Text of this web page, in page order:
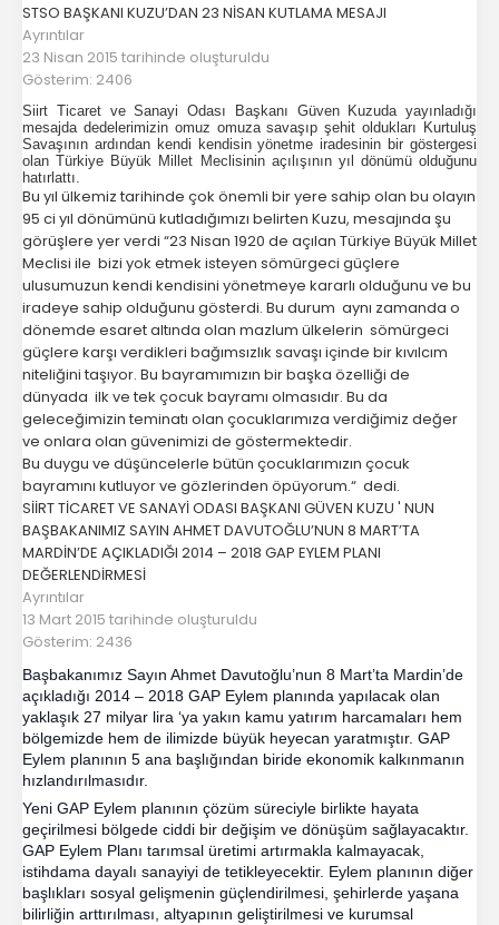
STSO BAŞKANI KUZU’DAN 23 NİSAN KUTLAMA MESAJI
Ayrıntılar
23 Nisan 2015 tarihinde oluşturuldu
Gösterim: 2406
Siirt Ticaret ve Sanayi Odası Başkanı Güven Kuzuda yayınladığı
mesajda dedelerimizin omuz omuza savaşıp şehit oldukları Kurtuluş
Savaşının ardından kendi kendisin yönetme iradesinin bir göstergesi
olan Türkiye Büyük Millet Meclisinin açılışının yıl dönümü olduğunu
hatırlattı.
Bu yıl ülkemiz tarihinde çok önemli bir yere sahip olan bu olayın
95 ci yıl dönümünü kutladığımızı belirten Kuzu, mesajında şu
görüşlere yer verdi “23 Nisan 1920 de açılan Türkiye Büyük Millet
Meclisi ile bizi yok etmek isteyen sömürgeci güçlere
ulusumuzun kendi kendisini yönetmeye kararlı olduğunu ve bu
iradeye sahip olduğunu gösterdi. Bu durum aynı zamanda o
dönemde esaret altında olan mazlum ülkelerin sömürgeci
güçlere karşı verdikleri bağımsızlık savaşı içinde bir kıvılcım
niteliğini taşıyor. Bu bayramımızın bir başka özelliği de
dünyada ilk ve tek çocuk bayramı olmasıdır. Bu da
geleceğimizin teminatı olan çocuklarımıza verdiğimiz değer
ve onlara olan güvenimizi de göstermektedir.
Bu duygu ve düşüncelerle bütün çocuklarımızın çocuk
bayramını kutluyor ve gözlerinden öpüyorum.“ dedi.
SİİRT TİCARET VE SANAYİ ODASI BAŞKANI GÜVEN KUZU ' NUN
BAŞBAKANIMIZ SAYIN AHMET DAVUTOĞLU’NUN 8 MART’TA
MARDİN’DE AÇIKLADIĞI 2014 – 2018 GAP EYLEM PLANI
DEĞERLENDİRMESİ
Ayrıntılar
13 Mart 2015 tarihinde oluşturuldu
Gösterim: 2436
Başbakanımız Sayın Ahmet Davutoğlu’nun 8 Mart’ta Mardin’de
açıkladığı 2014 – 2018 GAP Eylem planında yapılacak olan
yaklaşık 27 milyar lira ‘ya yakın kamu yatırım harcamaları hem
bölgemizde hem de ilimizde büyük heyecan yaratmıştır. GAP
Eylem planının 5 ana başlığından biride ekonomik kalkınmanın
hızlandırılmasıdır.
Yeni GAP Eylem planının çözüm süreciyle birlikte hayata
geçirilmesi bölgede ciddi bir değişim ve dönüşüm sağlayacaktır.
GAP Eylem Planı tarımsal üretimi artırmakla kalmayacak,
istihdama dayalı sanayiyi de tetikleyecektir. Eylem planının diğer
başlıkları sosyal gelişmenin güçlendirilmesi, şehirlerde yaşana
bilirliğin arttırılması, altyapının geliştirilmesi ve kurumsal